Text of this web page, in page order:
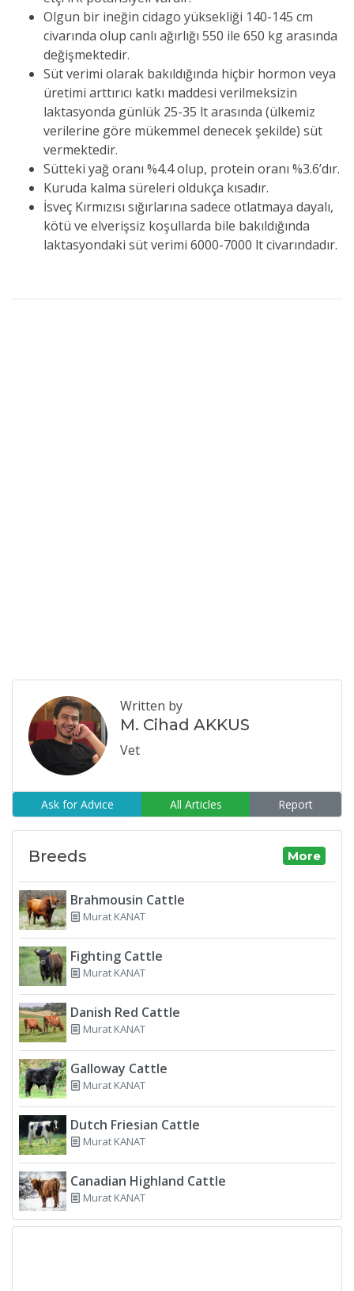
Olgun bir ineğin cidago yüksekliği 140-145 cm
civarında olup canlı ağırlığı 550 ile 650 kg arasında
değişmektedir.
Süt verimi olarak bakıldığında hiçbir hormon veya
üretimi arttırıcı katkı maddesi verilmeksizin
laktasyonda günlük 25-35 lt arasında (ülkemiz
verilerine göre mükemmel denecek şekilde) süt
vermektedir.
Sütteki yağ oranı %4.4 olup, protein oranı %3.6’dır.
Kuruda kalma süreleri oldukça kısadır.
İsveç Kırmızısı sığırlarına sadece otlatmaya dayalı,
kötü ve elverişsiz koşullarda bile bakıldığında
laktasyondaki süt verimi 6000-7000 lt civarındadır.
Written by
M. Cihad AKKUS
Vet
Ask for Advice All Articles Report
Breeds More
Brahmousin Cattle
Murat KANAT
Fighting Cattle
Murat KANAT
Danish Red Cattle
Murat KANAT
Galloway Cattle
Murat KANAT
Dutch Friesian Cattle
Murat KANAT
Canadian Highland Cattle
Murat KANAT